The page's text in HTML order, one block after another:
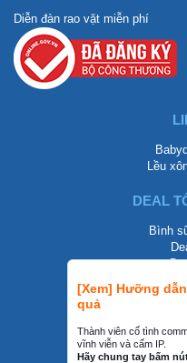
[Xem] Hưỡng
quả
Thành viên cố tình
vĩnh viễn và cấm IP.
Hãy chung tay bấm
Diễn đàn rao vặt miễn phí
Lều
DEAL
Bình